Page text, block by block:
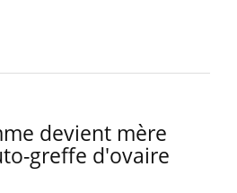
devient mère
greffe d'ovaire